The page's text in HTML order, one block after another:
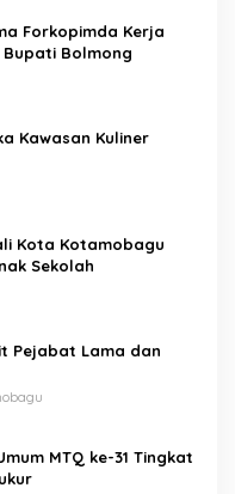
Forkopimda Kerja
Bolmong
Kawasan Kuliner
Kota Kotamobagu
Sekolah
Pejabat Lama dan
MTQ ke-31 Tingkat